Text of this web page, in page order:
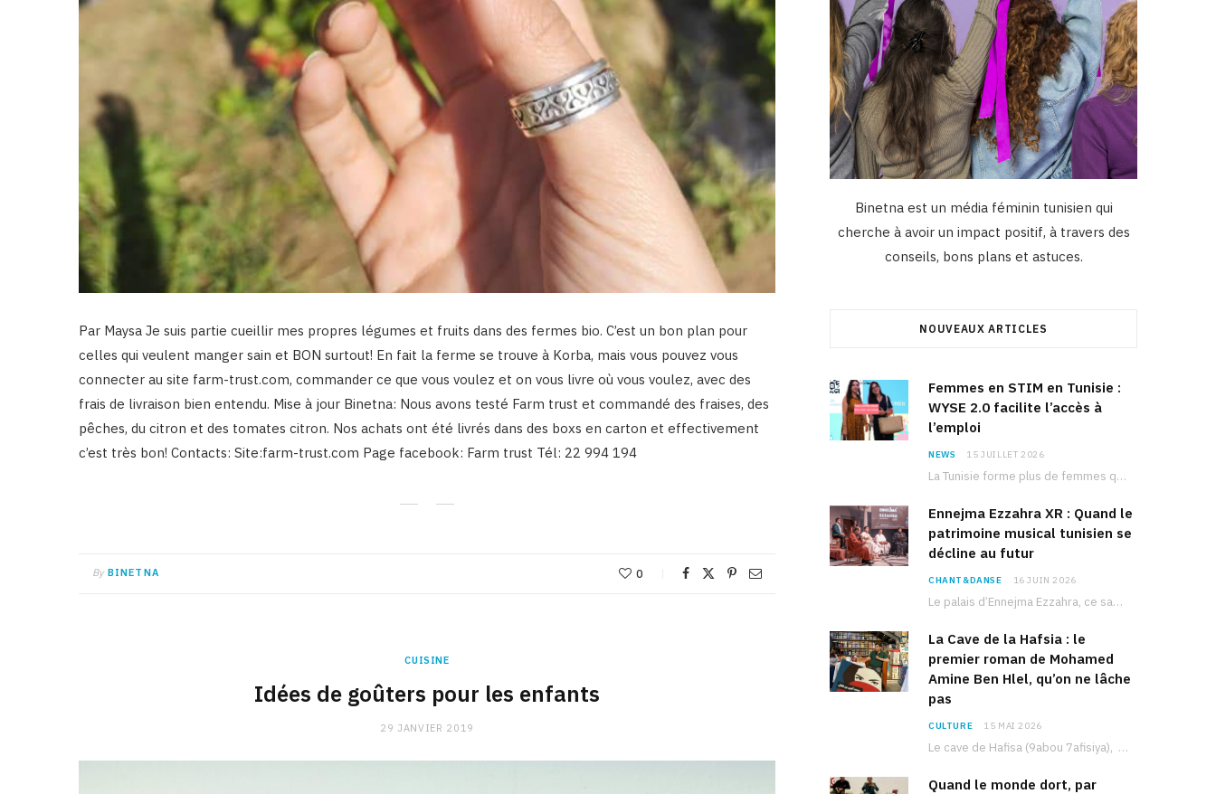
Par Maysa Je suis partie cueillir mes propres légumes et fruits dans des fermes bio. C’est un bon plan pour
celles qui veulent manger sain et BON surtout! En fait la ferme se trouve à Korba, mais vous pouvez vous
connecter au site farm-trust.com, commander ce que vous voulez et on vous livre où vous voulez, avec des
frais de livraison bien entendu. Mise à jour Binetna: Nous avons testé Farm trust et commandé des fraises, des
pêches, du citron et des tomates citron. Nos achats ont été livrés dans des boxs en carton et effectivement
c’est très bon! Contacts: Site:farm-trust.com Page facebook: Farm trust Tél: 22 994 194
By BINETNA 0
CUISINE
Idées de goûters pour les enfants
29 JANVIER 2019
Binetna est un média féminin tunisien qui
cherche à avoir un impact positif, à travers des
conseils, bons plans et astuces.
NOUVEAUX ARTICLES
Femmes en STIM en Tunisie :
WYSE 2.0 facilite l’accès à
l’emploi
NEWS 15 JUILLET 2026
La Tunisie forme plus de femmes que d’hommes dans les filières scientifiques. Pourtant, pour beaucoup…
Ennejma Ezzahra XR : Quand le
patrimoine musical tunisien se
décline au futur
CHANT&DANSE 16 JUIN 2026
Le palais d’Ennejma Ezzahra, ce sanctuaire de la musique tunisienne et méditerranéenne construit par le…
La Cave de la Hafsia : le
premier roman de Mohamed
Amine Ben Hlel, qu’on ne lâche
pas
CULTURE 15 MAI 2026
Le cave de Hafisa (9abou 7afisiya), premier roman du journaliste tunisien Mohamed Amine Ben Hlel,…
Quand le monde dort, par